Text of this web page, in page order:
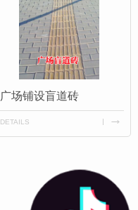
广场铺设盲道砖
DETAILS